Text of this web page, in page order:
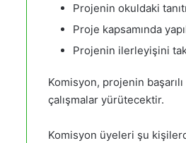
Projenin okuldaki
Proje kapsamında
Projenin ilerleyişini
Komisyon, projenin
çalışmalar yürütecektir.
Komisyon üyeleri şu